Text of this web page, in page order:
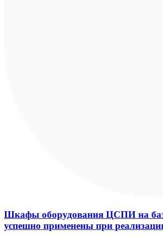
Шкафы оборудования ЦСПИ на
успешно применены при